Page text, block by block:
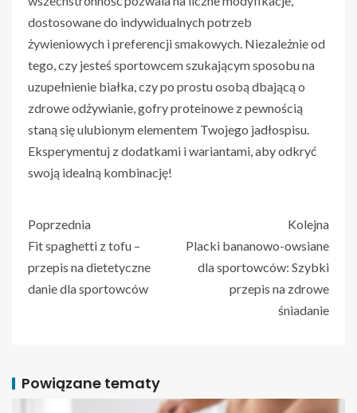
dostosowane do indywidualnych potrzeb
żywieniowych i preferencji smakowych. Niezależnie od
tego, czy jesteś sportowcem szukającym sposobu na
uzupełnienie białka, czy po prostu osobą dbającą o
zdrowe odżywianie, gofry proteinowe z pewnością
staną się ulubionym elementem Twojego jadłospisu.
Eksperymentuj z dodatkami i wariantami, aby odkryć
swoją idealną kombinację!
Poprzednia
Fit spaghetti z tofu –
przepis na dietetyczne
danie dla sportowców
Kolejna
Placki bananowo-owsiane
dla sportowców: Szybki
przepis na zdrowe
śniadanie
Powiązane tematy